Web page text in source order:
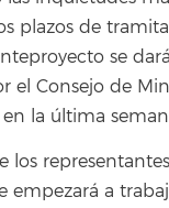
plazos de
se
el Consejo de
la última
los
empezará a